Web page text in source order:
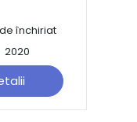
închiriat
2020